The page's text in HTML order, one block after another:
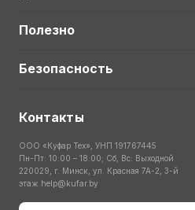
Полезно
Безопасность
Контакты
ООО «Куфар Тех», УНП 191767445
Пн-Пт: 10:00 – 18:00; Сб, Вс: Выходной
220029, г. Минск, ул. Красная 7А-2, 3-й
этаж help@kufar.by